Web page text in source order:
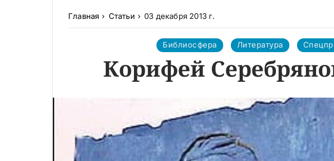
Главная Статьи 03 декабря 2013 г.
Библиосфера Литература
Корифей